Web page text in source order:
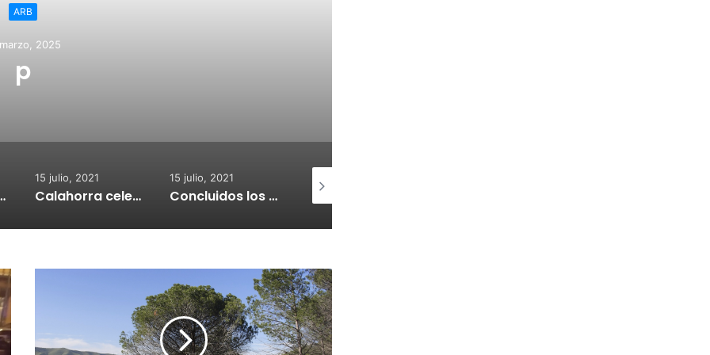
El Ayuntamiento de Calahorra convoca
Calahorra celebrará el Croquetur II
15 julio, 2021
Concluidos los trabajos de reposición del asfaltado de Calahorra
15 julio, 2021
Un joven riojano da positivo tras causar presuntamente un accidente con un fallecido